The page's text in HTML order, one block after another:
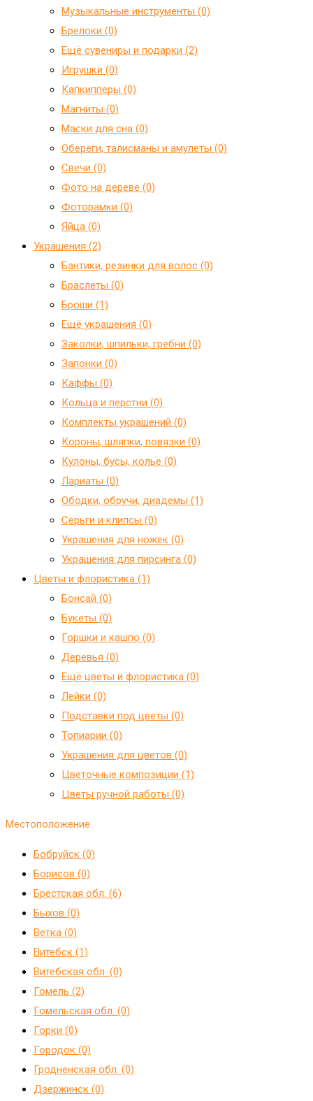
Mузыкальные инструменты (0)
Брелоки (0)
Ещё сувениры и подарки (2)
Игрушки (0)
Капкипперы (0)
Магниты (0)
Маски для сна (0)
Обереги, талисманы и амулеты (0)
Свечи (0)
Фото на дереве (0)
Фоторамки (0)
Яйца (0)
Украшения (2)
Бантики, резинки для волос (0)
Браслеты (0)
Броши (1)
Ещё украшения (0)
Заколки, шпильки, гребни (0)
Запонки (0)
Каффы (0)
Кольца и перстни (0)
Комплекты украшений (0)
Короны, шляпки, повязки (0)
Кулоны, бусы, колье (0)
Лариаты (0)
Ободки, обручи, диадемы (1)
Серьги и клипсы (0)
Украшения для ножек (0)
Украшения для пирсинга (0)
Цветы и флористика (1)
Бонсай (0)
Букеты (0)
Горшки и кашпо (0)
Деревья (0)
Ещё цветы и флористика (0)
Лейки (0)
Подставки под цветы (0)
Топиарии (0)
Украшения для цветов (0)
Цветочные композиции (1)
Цветы ручной работы (0)
Местоположение
Бобруйск (0)
Борисов (0)
Брестская обл. (6)
Быхов (0)
Ветка (0)
Витебск (1)
Витебская обл. (0)
Гомель (2)
Гомельская обл. (0)
Горки (0)
Городок (0)
Гродненская обл. (0)
Дзержинск (0)